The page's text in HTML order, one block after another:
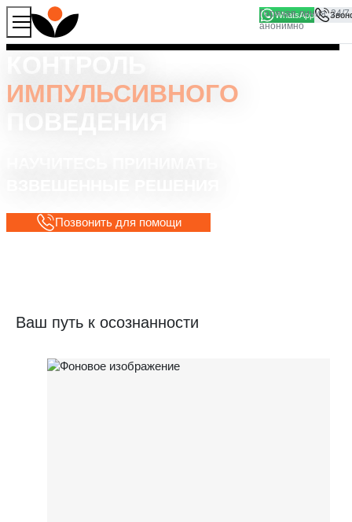
WhatsApp
ИМПУЛЬСИВНОГО
Позвонить для помощи
Ваш путь к осознанности
Продолжая работу с сайтом, вы соглашаетесь на то, что
мы используем файлы
Хорошо